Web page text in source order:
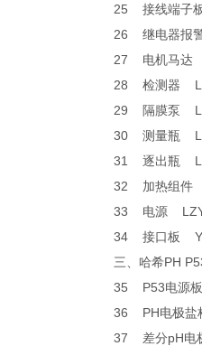
25 接线端
26 继电器报
27 电机马
28 检测器
29 隔膜泵
30 测量瓶
31 逐出瓶
32 加热组
33 电源
34 接口板
三、哈希
35 P53电源
36 PH电极
37 差分pH